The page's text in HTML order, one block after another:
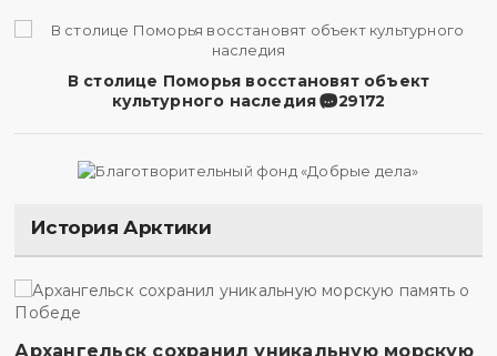
В столице Поморья восстановят объект
культурного наследия
29172
История Арктики
Архангельск сохранил уникальную морскую